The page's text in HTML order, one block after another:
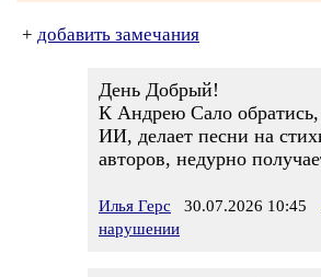
+ добавить замечания
День Добрый!
К Андрею Сало
ИИ, делает песни на
авторов, недурно
Илья Герс 30.07.2026 10:45
нарушении